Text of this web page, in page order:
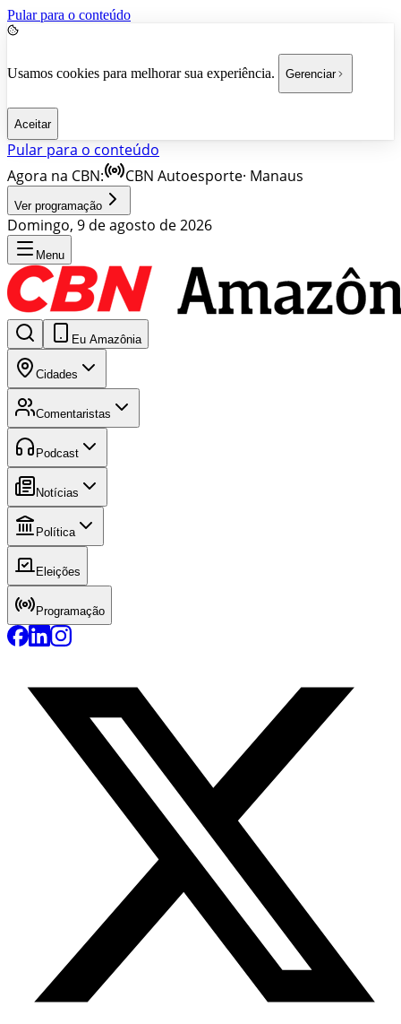
Pular para o conteúdo
Usamos cookies para melhorar sua experiência. Gerenciar
Aceitar
Pular para o conteúdo
Agora na CBN:
CBN Autoesporte· Manaus
Ver programação
Domingo, 9 de agosto de 2026
Menu
Eu Amazônia
Cidades
Comentaristas
Podcast
Notícias
Política
Eleições
Programação